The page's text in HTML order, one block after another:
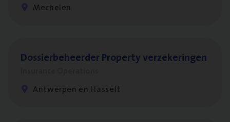
Mechelen
Dos­sier­be­heer­der Pro­per­ty verzekeringen
Antwerpen en Hasselt